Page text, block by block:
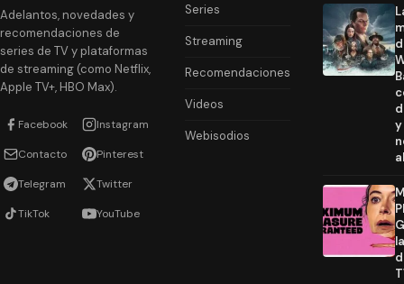
Adelantos, novedades y
recomendaciones de
series de TV y plataformas
de streaming (como Netflix,
Apple TV+, HBO Max).
Facebook Instagram
Contacto Pinterest
Telegram Twitter
TikTok YouTube
Series
Streaming
Recomendaciones
Videos
Webisodios
y